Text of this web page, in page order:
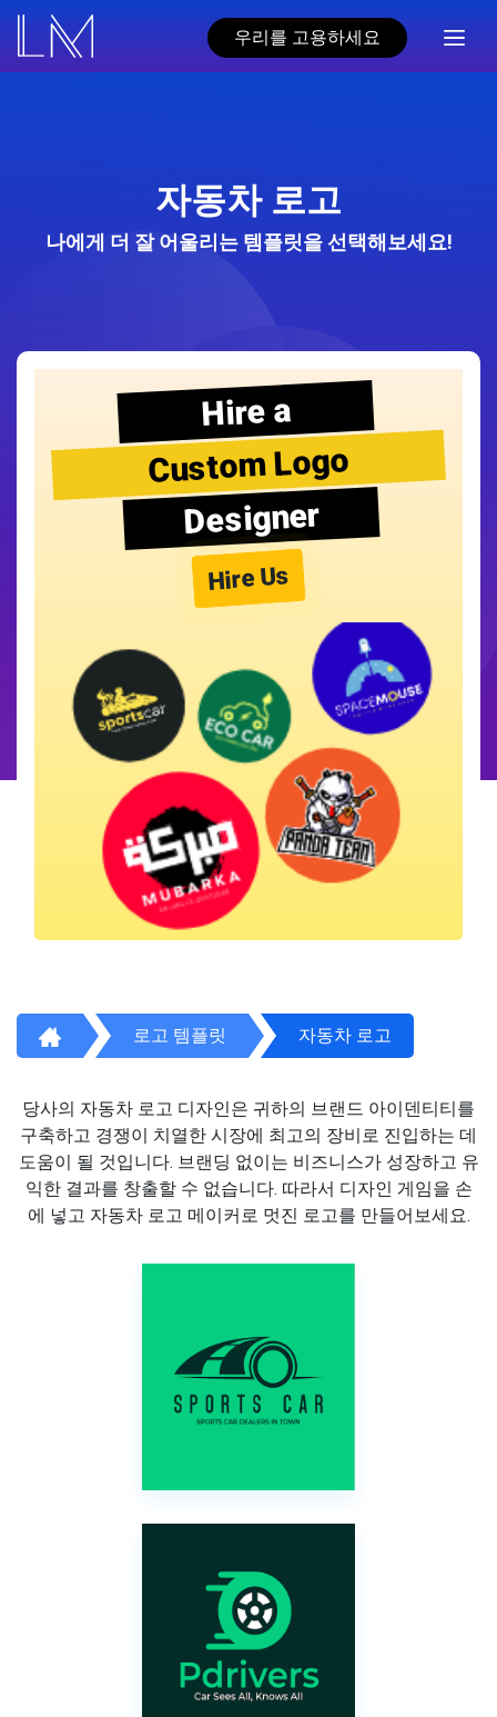
우리를 고용하세요
자동차 로고
나에게 더 잘 어울리는 템플릿을 선택해보세요!
Hire a
Custom Logo
Designer
Hire Us
로고 템플릿 자동차 로고
당사의 자동차 로고 디자인은 귀하의 브랜드 아이덴티티를
구축하고 경쟁이 치열한 시장에 최고의 장비로 진입하는 데
도움이 될 것입니다. 브랜딩 없이는 비즈니스가 성장하고 유
익한 결과를 창출할 수 없습니다. 따라서 디자인 게임을 손
에 넣고 자동차 로고 메이커로 멋진 로고를 만들어보세요.